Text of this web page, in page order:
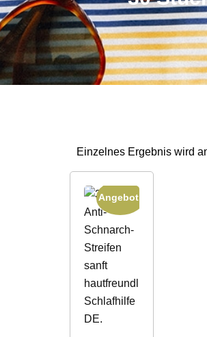
Einzelnes Ergebnis wird
Angebot!